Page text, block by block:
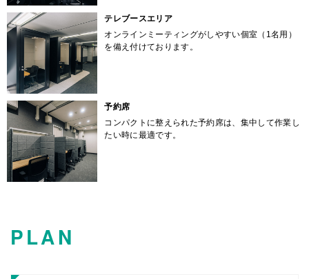
テレブースエリア
オンラインミーティングがしやすい個室（1名用）
を備え付けております。
予約席
コンパクトに整えられた予約席は、集中して作業し
たい時に最適です。
PLAN